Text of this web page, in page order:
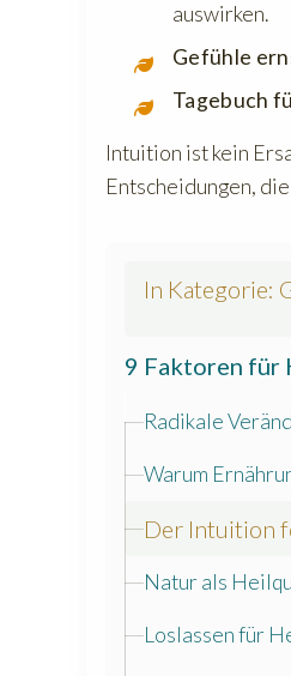
auswirken.
Gefühle
Tagebuch
Intuition ist kein
Entscheidungen,
In Kategorie:
9 Faktoren für
Radikale
Warum
Der Intuition
Natur als
Loslassen für